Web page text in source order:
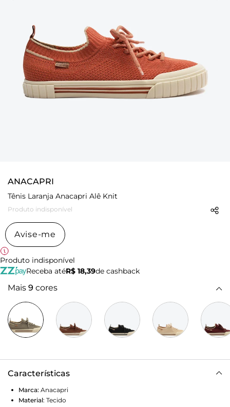
ANACAPRI
Tênis Laranja Anacapri Alê Knit
Produto indisponível
Avise-me
Produto indisponível
Receba atéR$ 18,39de cashback
Mais 9 cores
Características
Marca: Anacapri
Material: Tecido